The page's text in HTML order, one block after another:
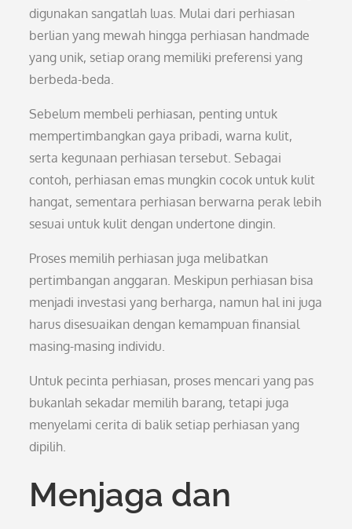
digunakan sangatlah luas. Mulai dari perhiasan
berlian yang mewah hingga perhiasan handmade
yang unik, setiap orang memiliki preferensi yang
berbeda-beda.
Sebelum membeli perhiasan, penting untuk
mempertimbangkan gaya pribadi, warna kulit,
serta kegunaan perhiasan tersebut. Sebagai
contoh, perhiasan emas mungkin cocok untuk kulit
hangat, sementara perhiasan berwarna perak lebih
sesuai untuk kulit dengan undertone dingin.
Proses memilih perhiasan juga melibatkan
pertimbangan anggaran. Meskipun perhiasan bisa
menjadi investasi yang berharga, namun hal ini juga
harus disesuaikan dengan kemampuan finansial
masing-masing individu.
Untuk pecinta perhiasan, proses mencari yang pas
bukanlah sekadar memilih barang, tetapi juga
menyelami cerita di balik setiap perhiasan yang
dipilih.
Menjaga dan